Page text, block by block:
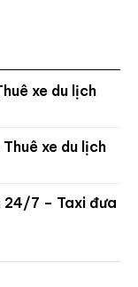
xe du lịch
xe du lịch
24/7 – Taxi đưa